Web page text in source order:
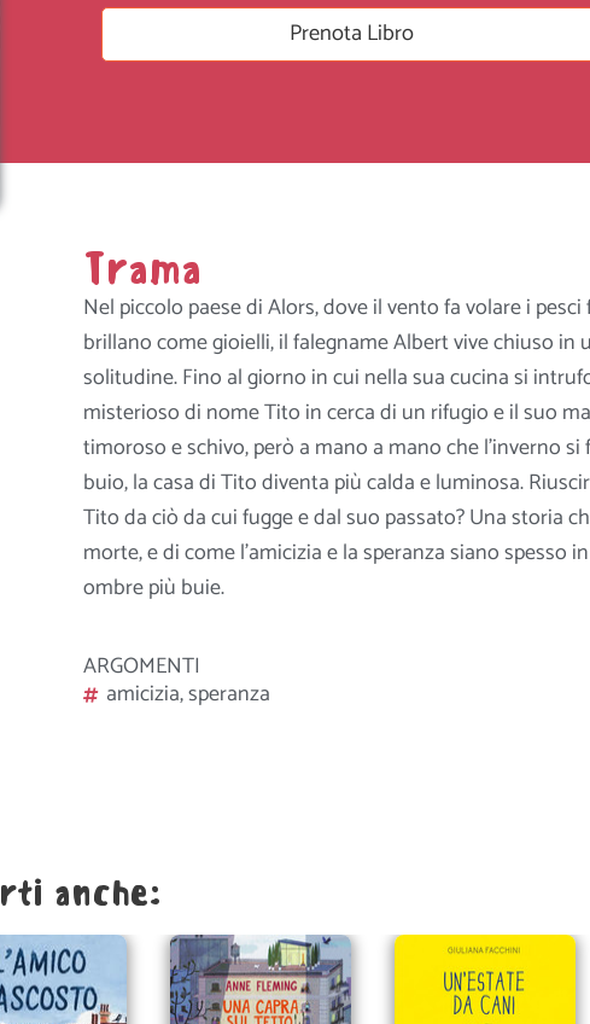
Prenota Libro
Trama
Nel piccolo paese di Alors, dove il vento fa volare i
brillano come gioielli, il falegname Albert vive chiuso in
solitudine. Fino al giorno in cui nella sua cucina si
misterioso di nome Tito in cerca di un rifugio e il suo
timoroso e schivo, però a mano a mano che l’inverno
buio, la casa di Tito diventa più calda e luminosa.
Tito da ciò da cui fugge e dal suo passato? Una storia
morte, e di come l’amicizia e la speranza siano spesso
ombre più buie.
ARGOMENTI
amicizia,speranza
anche: